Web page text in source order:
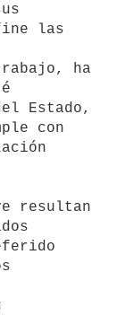
las
ha
Estado,
con
resultan